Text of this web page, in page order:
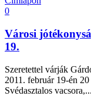
0
Városi
19.
Szeretettel várják
2011. február 19-én
Svédasztalos vacsora,...